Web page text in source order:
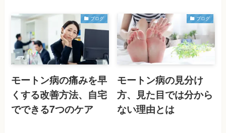
ブログ
モートン病の痛みを早
くする改善方法、自宅
でできる7つのケア
ブログ
モートン病の見分け
方、見た目では分から
ない理由とは